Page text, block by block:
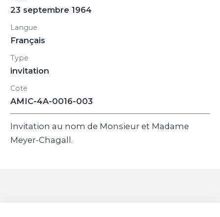
23 septembre 1964
Langue
Français
Type
invitation
Cote
AMIC-4A-0016-003
Invitation au nom de Monsieur et Madame
Meyer-Chagall.